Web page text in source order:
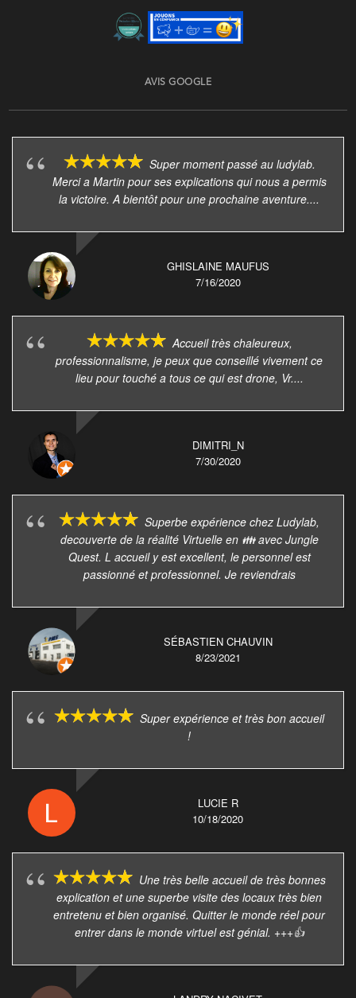
AVIS GOOGLE
Super moment passé au ludylab.
Merci a Martin pour ses explications qui nous a permis
la victoire. A bientôt pour une prochaine aventure....
GHISLAINE MAUFUS
7/16/2020
Accueil très chaleureux,
professionnalisme, je peux que conseillé vivement ce
lieu pour touché a tous ce qui est drone, Vr....
DIMITRI_N
7/30/2020
Superbe expérience chez Ludylab,
decouverte de la réalité Virtuelle en 👪 avec Jungle
Quest. L accueil y est excellent, le personnel est
passionné et professionnel. Je reviendrais
SÉBASTIEN CHAUVIN
8/23/2021
Super expérience et très bon accueil
!
LUCIE R
10/18/2020
Une très belle accueil de très bonnes
explication et une superbe visite des locaux très bien
entretenu et bien organisé. Quitter le monde réel pour
entrer dans le monde virtuel est génial. +++👍